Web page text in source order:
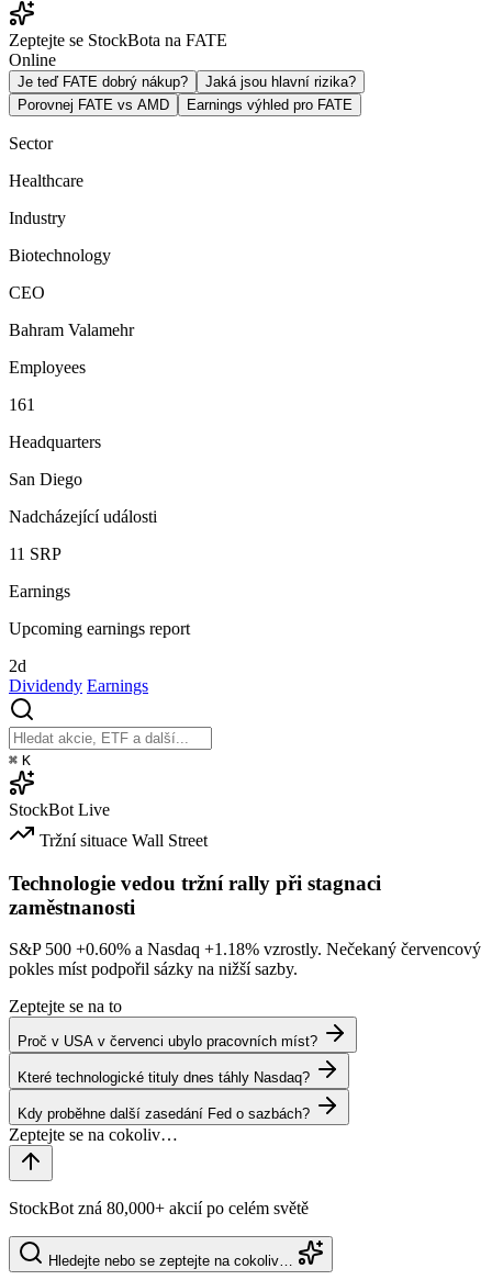
Zeptejte se StockBota na FATE
Online
Je teď FATE dobrý nákup?
Jaká jsou hlavní rizika?
Porovnej FATE vs AMD
Earnings výhled pro FATE
Sector
Healthcare
Industry
Biotechnology
CEO
Bahram Valamehr
Employees
161
Headquarters
San Diego
Nadcházející události
11 SRP
Earnings
Upcoming earnings report
2d
Dividendy Earnings
⌘ K
StockBot Live
Tržní situace Wall Street
Technologie vedou tržní rally při stagnaci
zaměstnanosti
S&P 500 +0.60% a Nasdaq +1.18% vzrostly. Nečekaný červencový
pokles míst podpořil sázky na nižší sazby.
Zeptejte se na to
Proč v USA v červenci ubylo pracovních míst?
Které technologické tituly dnes táhly Nasdaq?
Kdy proběhne další zasedání Fed o sazbách?
StockBot zná 80,000+ akcií po celém světě
Hledejte nebo se zeptejte na cokoliv…